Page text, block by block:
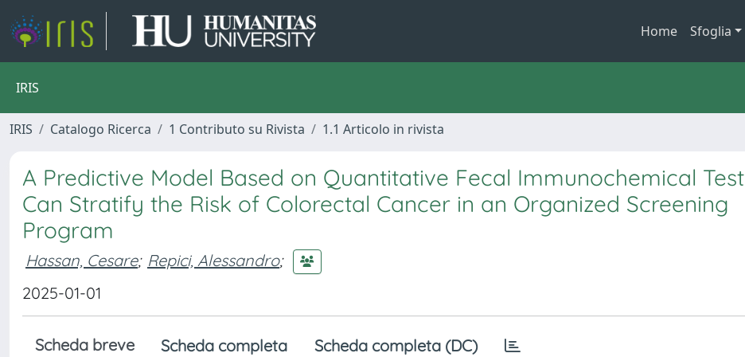
Home Sfoglia
IRIS
IRIS Catalogo Ricerca 1 Contributo su Rivista 1.1 Articolo in rivista
A Predictive Model Based on Quantitative Fecal Immunochemical Test
Can Stratify the Risk of Colorectal Cancer in an Organized Screening
Program
Hassan, Cesare; Repici, Alessandro;
2025-01-01
Scheda breve Scheda completa Scheda completa (DC)